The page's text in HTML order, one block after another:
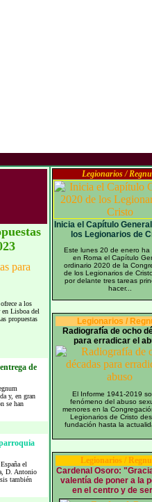
a los
en Lisboa del
propuestas
de
y, en gran
se han
el
D. Antonio
también
Legionarios /
Inicia el Capítulo
los Legionarios de
Este lunes 20 de enero ha
en Roma el Capítulo
ordinario 2020 de la
de los Legionarios de
por delante tres tareas
hacer...
Legionarios /
Radiografía de ocho
para erradicar el
El Informe 1941-2019
fenómeno del abuso
menores en la
Legionarios de Cristo
fundación hasta la
Legionarios /
Cardenal Osoro:
valentía de poner a la
en el centro y de